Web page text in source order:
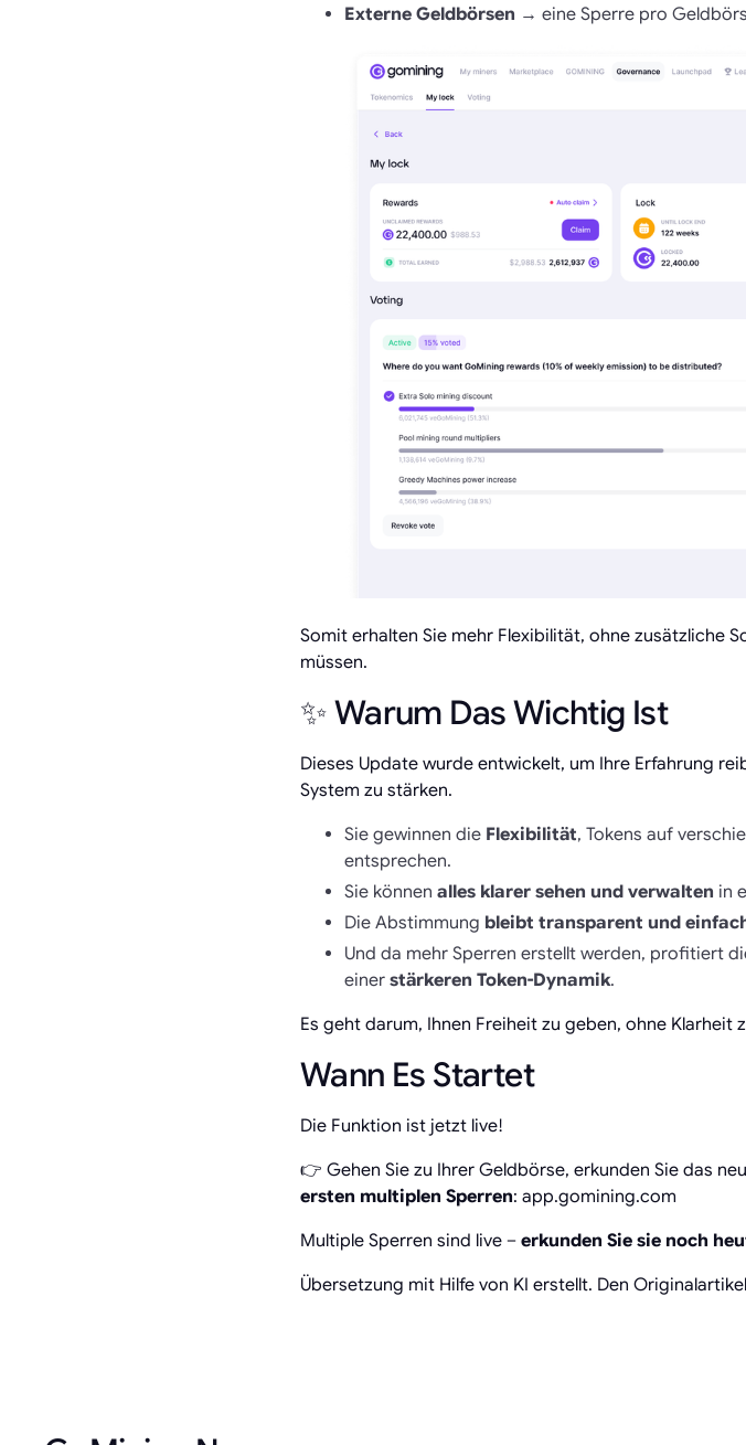
Externe Geldbörsen → eine Sperre pro
Somit erhalten Sie mehr Flexibilität, ohne zusätzliche
müssen.
✨ Warum Das Wichtig Ist
Dieses Update wurde entwickelt, um Ihre Erfahrung
System zu stärken.
Sie gewinnen die Flexibilität, Tokens auf
entsprechen.
Sie können alles klarer sehen und verwalten in
Die Abstimmung bleibt transparent und
Und da mehr Sperren erstellt werden, profitiert
einer stärkeren Token-Dynamik.
Es geht darum, Ihnen Freiheit zu geben, ohne Klarheit
Wann Es Startet
Die Funktion ist jetzt live!
👉 Gehen Sie zu Ihrer Geldbörse, erkunden Sie das
ersten multiplen Sperren: app.gomining.com
Multiple Sperren sind live – erkunden Sie sie noch
Übersetzung mit Hilfe von KI erstellt. Den